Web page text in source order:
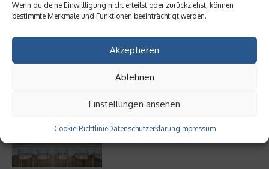
Wenn du deine Einwillligung nicht erteilst oder zurückziehst, können
bestimmte Merkmale und Funktionen beeinträchtigt werden.
Akzeptieren
Ablehnen
Einstellungen ansehen
Cookie-RichtlinieDatenschutzerklärungImpressum
Digitale Transformation in kleinen